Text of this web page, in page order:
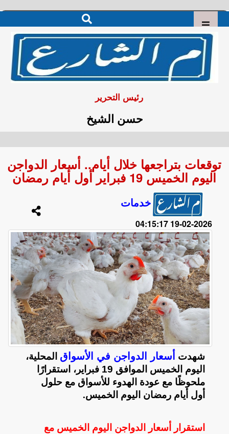
رئيس التحرير
حسن الشيخ
توقعات بتراجعها خلال أيام.. أسعار الدواجن
اليوم الخميس 19 فبراير أول أيام رمضان
خدمات
2026-02-19 04:15:17
شهدت أسعار الدواجن في الأسواق المحلية،
اليوم الخميس الموافق 19 فبراير، استقرارًا
ملحوظًا مع عودة الهدوء للأسواق مع حلول
أول أيام رمضان اليوم الخميس.
استقرار أسعار الدواجن اليوم الخميس مع